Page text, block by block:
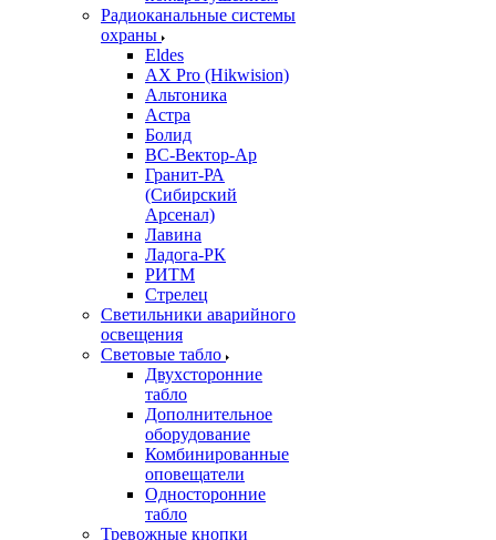
Радиоканальные системы
охраны
Eldes
AX Pro (Hikwision)
Альтоника
Астра
Болид
ВС-Вектор-Ар
Гранит-РА
(Сибирский
Арсенал)
Лавина
Ладога-РК
РИТМ
Стрелец
Светильники аварийного
освещения
Световые табло
Двухсторонние
табло
Дополнительное
оборудование
Комбинированные
оповещатели
Односторонние
табло
Тревожные кнопки